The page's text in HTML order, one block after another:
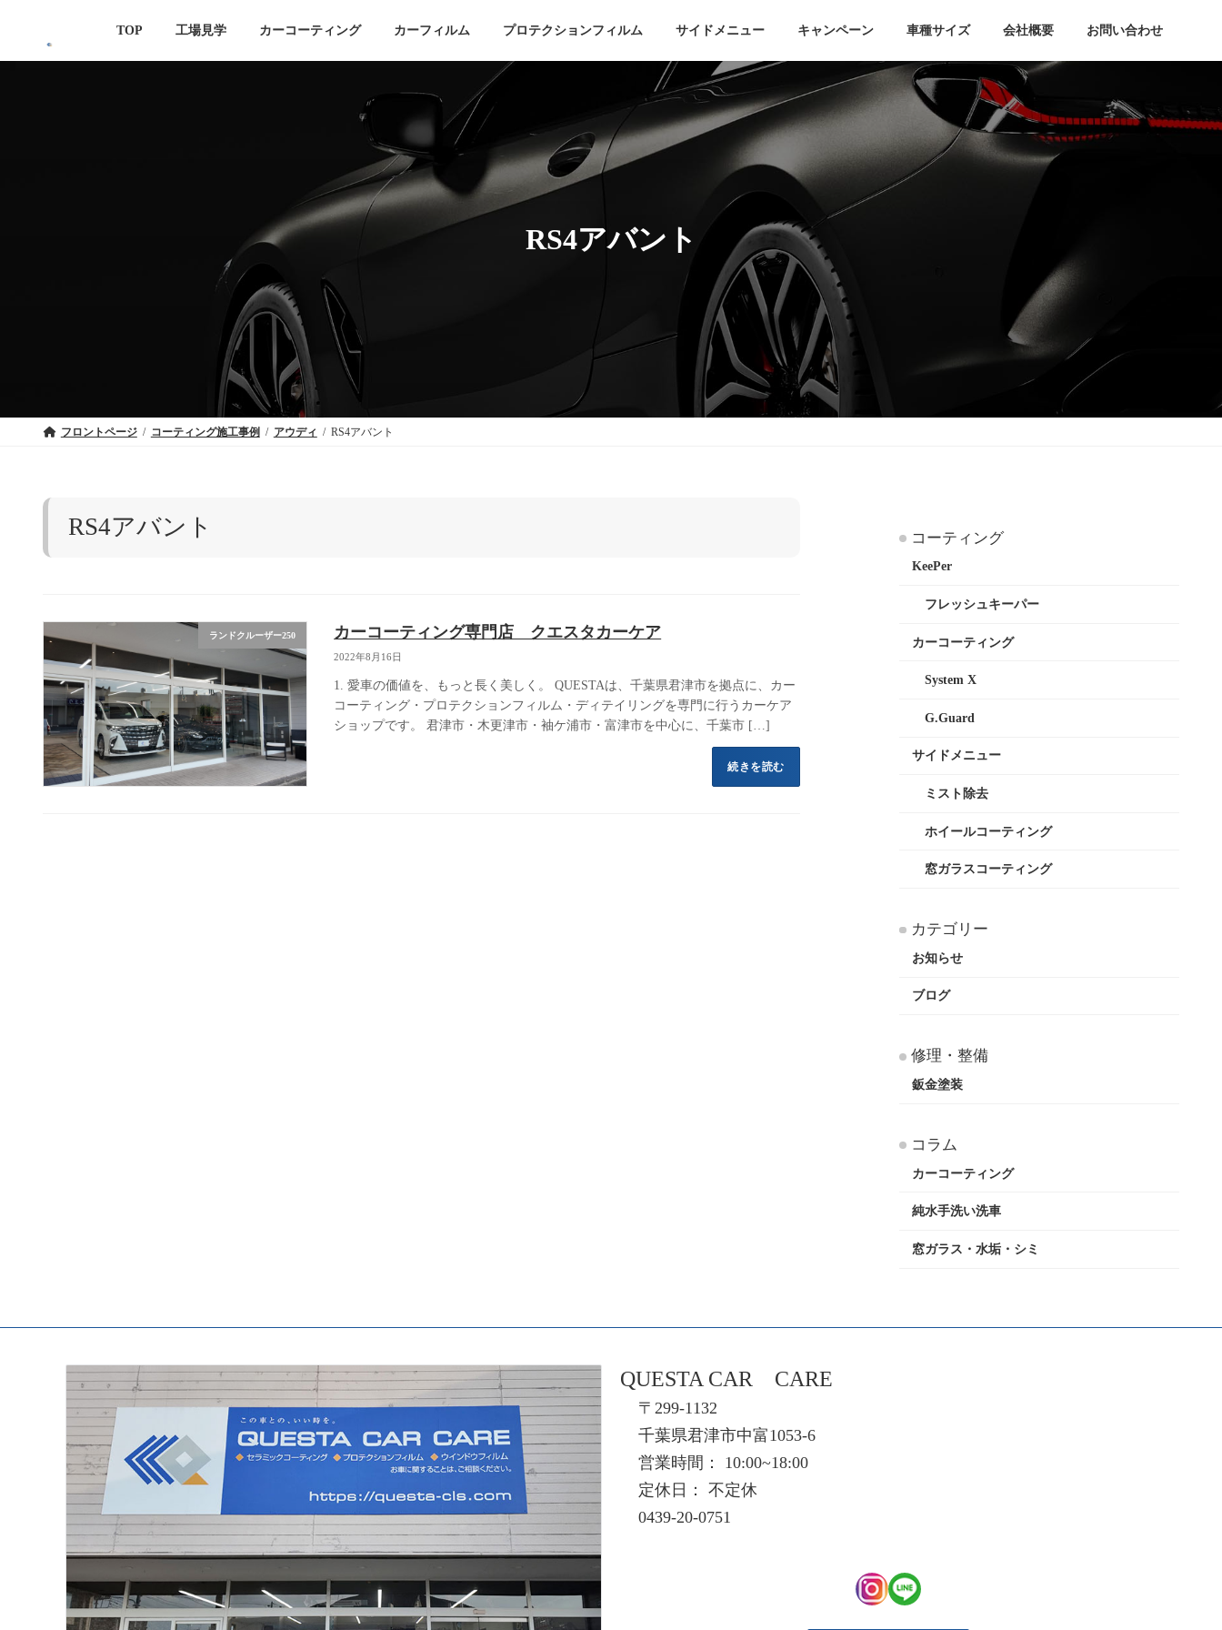
TOP 工場見学 カーコーティング カーフィルム プロテクションフィルム サイドメニュー キャンペーン 車種サイズ 会社概要 お問い合わせ
RS4アバント
フロントページ コーティング施工事例 アウディ RS4アバント
RS4アバント
ランドクルーザー250 カーコーティング専門店 クエスタカーケア
2022年8月16日
1. 愛車の価値を、もっと長く美しく。 QUESTAは、千葉県君津市を拠点に、カー
コーティング・プロテクションフィルム・ディテイリングを専門に行うカーケア
ショップです。 君津市・木更津市・袖ケ浦市・富津市を中心に、千葉市 […]
続きを読む
コーティング
KeePer
フレッシュキーパー
カーコーティング
System X
G.Guard
サイドメニュー
ミスト除去
ホイールコーティング
窓ガラスコーティング
カテゴリー
お知らせ
ブログ
修理・整備
鈑金塗装
コラム
カーコーティング
純水手洗い洗車
窓ガラス・水垢・シミ
QUESTA CAR CARE
〒299-1132
千葉県君津市中富1053-6
営業時間： 10:00~18:00
定休日： 不定休
0439-20-0751